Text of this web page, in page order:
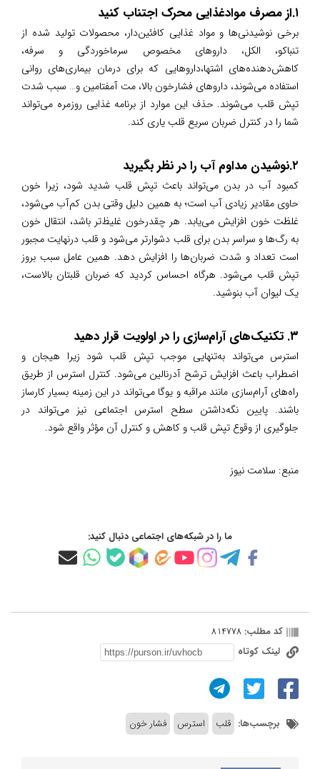
۱.از مصرف موادغذایی محرک اجتناب کنید
برخی نوشیدنی‌ها و مواد غذایی کافئین‌دار، محصولات تولید شده از
تنباکو، الکل، داروهای مخصوص سرماخوردگی و سرفه،
کاهش‌دهنده‌های اشتها،داروهایی که برای درمان بیماری‌های روانی
استفاده می‌شوند، داروهای فشارخون بالا، مت آمفتامین و… سبب شدت
تپش قلب می‌شوند. حذف این موارد از برنامه غذایی روزمره می‌تواند
شما را در کنترل ضربان سریع قلب یاری کند.
۲.نوشیدن مداوم آب را در نظر بگیرید
کمبود آب در بدن می‌تواند باعث تپش قلب شدید شود، زیرا خون
حاوی مقادیر زیادی آب است؛ به همین دلیل وقتی بدن کم‌آب می‌شود،
غلظت خون افزایش می‌یابد. هر چقدرخون غلیظ‌تر باشد، انتقال خون
به رگ‌ها و سراسر بدن برای قلب دشوارتر می‌شود و قلب درنهایت مجبور
است تعداد و شدت ضربان‌ها را افزایش دهد. همین عامل سبب بروز
تپش قلب می‌شود. هرگاه احساس کردید که ضربان قلبتان بالاست،
یک لیوان آب بنوشید.
۳. تکنیک‌های آرام‌سازی را در اولویت قرار دهید
استرس می‌تواند به‌تنهایی موجب تپش قلب شود زیرا هیجان و
اضطراب باعث افزایش ترشح آدرنالین می‌شود. کنترل استرس از طریق
راه‌های آرام‌سازی مانند مراقبه و یوگا می‌تواند در این زمینه بسیار کارساز
باشند. پایین نگه‌داشتن سطح استرس اجتماعی نیز می‌تواند در
جلوگیری از وقوع تپش قلب و کاهش و کنترل آن مؤثر واقع شود.
منبع: سلامت نیوز
ما را در شبکه‌های اجتماعی دنبال کنید:
کد مطلب: 814778
لینک کوتاه
برچسب‌ها: قلب استرس فشار خون